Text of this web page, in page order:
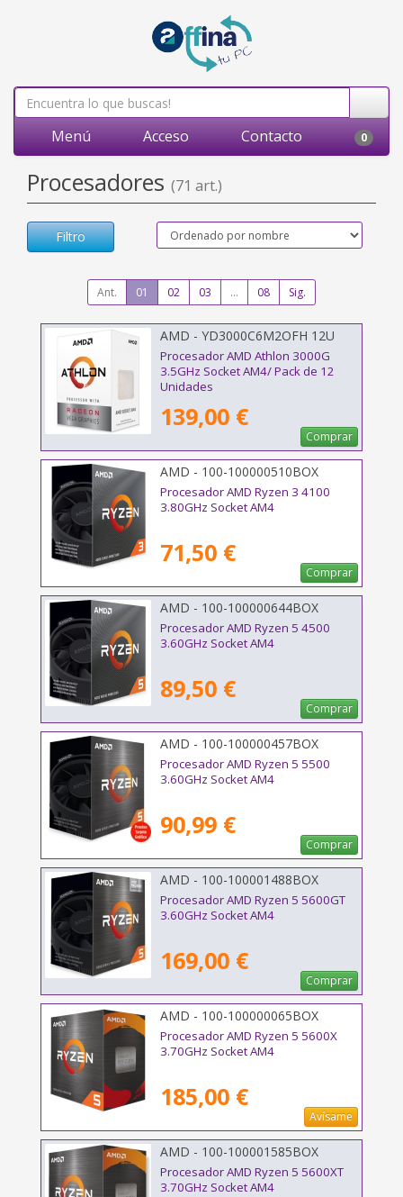
Menú Acceso Contacto 0
Procesadores (71 art.)
Filtro
Ant. 01 02 03 ... 08 Sig.
AMD - YD3000C6M2OFH 12U
Procesador AMD Athlon 3000G
3.5GHz Socket AM4/ Pack de 12
Unidades
139,00 €
Comprar
AMD - 100-100000510BOX
Procesador AMD Ryzen 3 4100
3.80GHz Socket AM4
71,50 €
Comprar
AMD - 100-100000644BOX
Procesador AMD Ryzen 5 4500
3.60GHz Socket AM4
89,50 €
Comprar
AMD - 100-100000457BOX
Procesador AMD Ryzen 5 5500
3.60GHz Socket AM4
90,99 €
Comprar
AMD - 100-100001488BOX
Procesador AMD Ryzen 5 5600GT
3.60GHz Socket AM4
169,00 €
Comprar
AMD - 100-100000065BOX
Procesador AMD Ryzen 5 5600X
3.70GHz Socket AM4
185,00 €
Avísame
AMD - 100-100001585BOX
Procesador AMD Ryzen 5 5600XT
3.70GHz Socket AM4